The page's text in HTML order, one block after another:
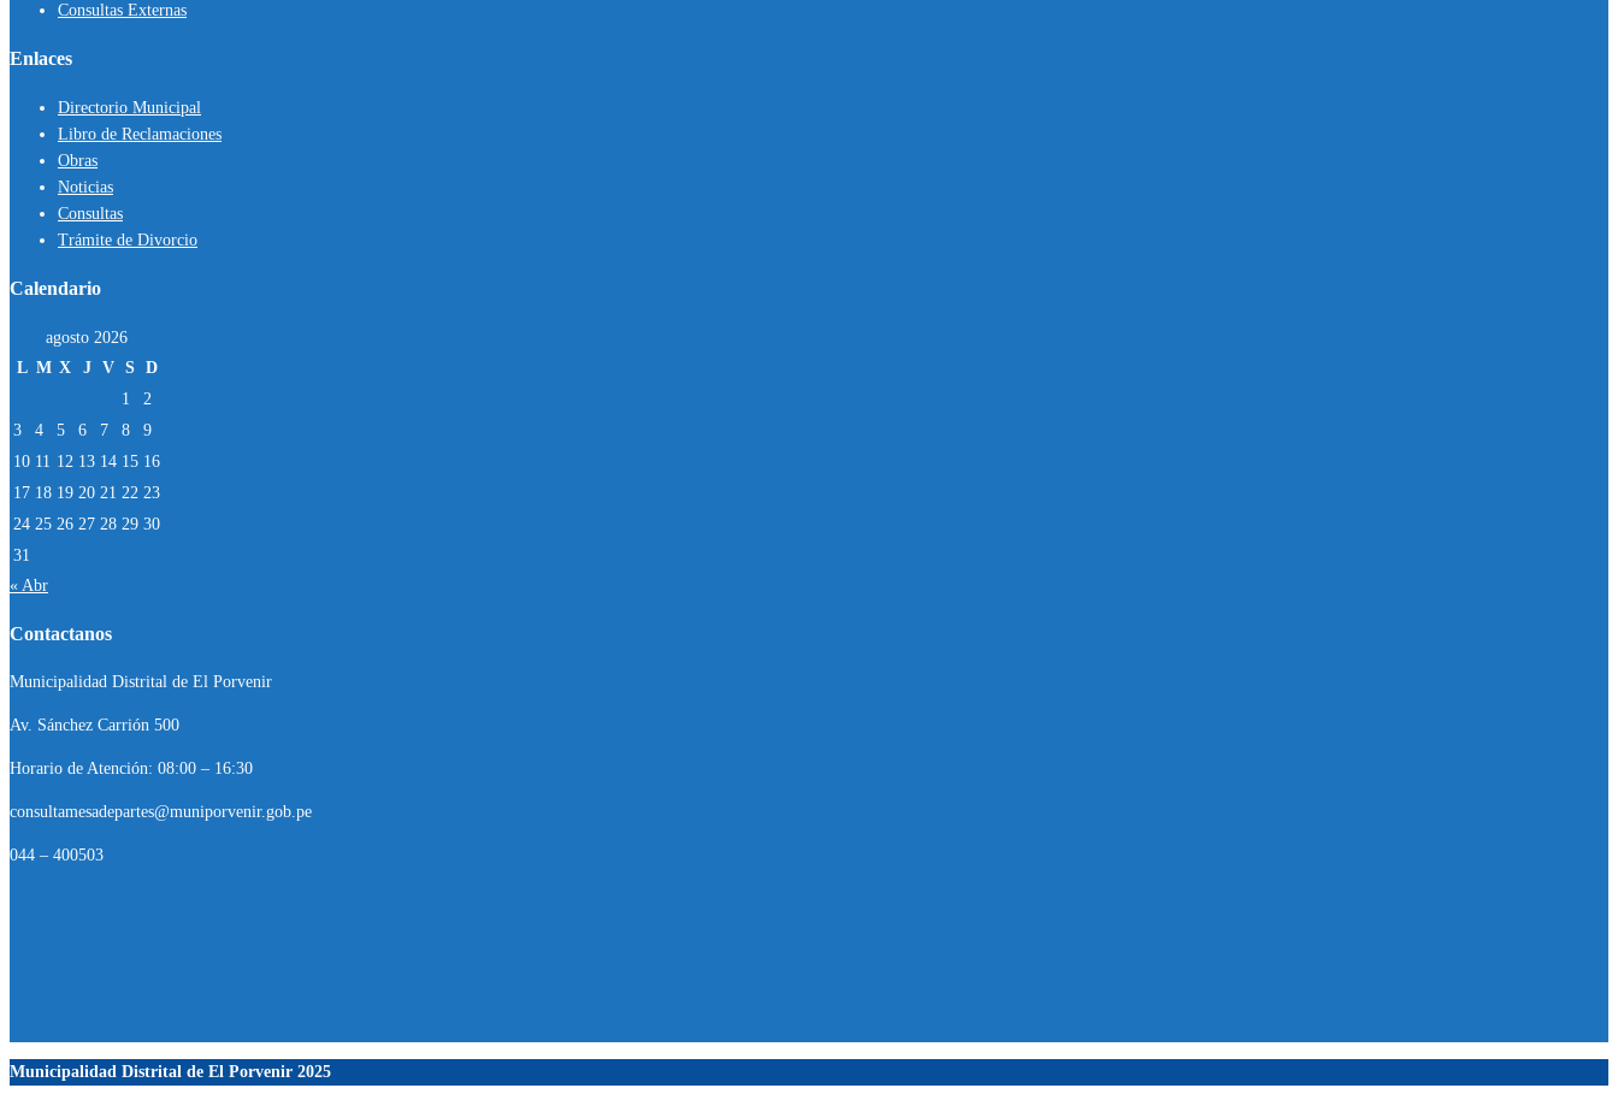
Consultas Externas
Enlaces
Directorio Municipal
Libro de Reclamaciones
Obras
Noticias
Consultas
Trámite de Divorcio
Calendario
agosto 2026
L M X J V S D
1
2
3
4 5 6 7 8
9
10 11 12 13 14 15 16
17 18 19 20 21 22 23
24 25 26 27 28 29 30
31
« Abr
Contactanos
Municipalidad Distrital de El Porvenir
Av. Sánchez Carrión 500
Horario de Atención: 08:00 – 16:30
consultamesadepartes@muniporvenir.gob.pe
044 – 400503
Municipalidad Distrital de El Porvenir 2025